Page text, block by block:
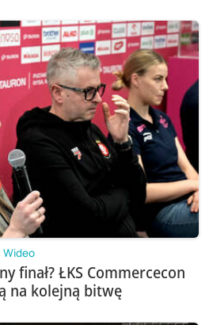
Wideo
finał? ŁKS Commercecon
na kolejną bitwę